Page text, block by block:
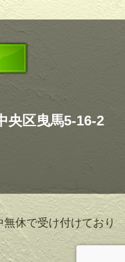
央区曳馬5-16-2
休で受け付けており